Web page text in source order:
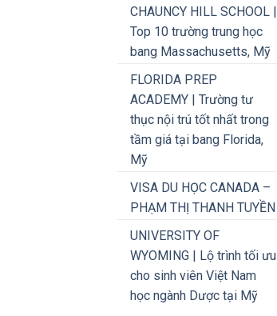
CHAUNCY HILL SCHOOL |
Top 10 trường trung học
bang Massachusetts, Mỹ
FLORIDA PREP
ACADEMY | Trường tư
thục nội trú tốt nhất trong
tầm giá tại bang Florida,
Mỹ
VISA DU HỌC CANADA –
PHẠM THỊ THANH TUYỀN
UNIVERSITY OF
WYOMING | Lộ trình tối ưu
cho sinh viên Việt Nam
học ngành Dược tại Mỹ